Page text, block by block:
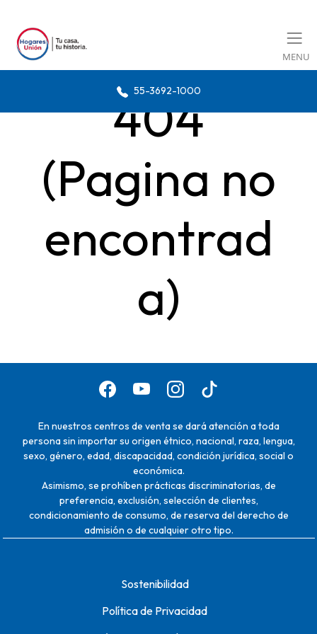
MENU
55-3692-1000
404
(Pagina no
encontrad
a)
En nuestros centros de venta se dará atención a toda
persona sin importar su origen étnico, nacional, raza, lengua,
sexo, género, edad, discapacidad, condición jurídica, social o
económica.
Asimismo, se prohíben prácticas discriminatorias, de
preferencia, exclusión, selección de clientes,
condicionamiento de consumo, de reserva del derecho de
admisión o de cualquier otro tipo.
Sostenibilidad
Política de Privacidad